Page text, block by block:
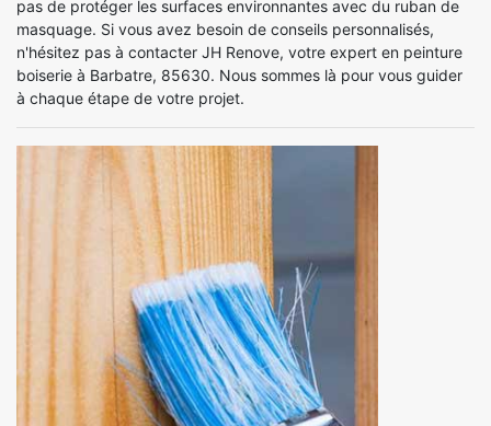
pas de protéger les surfaces environnantes avec du ruban de
masquage. Si vous avez besoin de conseils personnalisés,
n'hésitez pas à contacter JH Renove, votre expert en peinture
boiserie à Barbatre, 85630. Nous sommes là pour vous guider
à chaque étape de votre projet.